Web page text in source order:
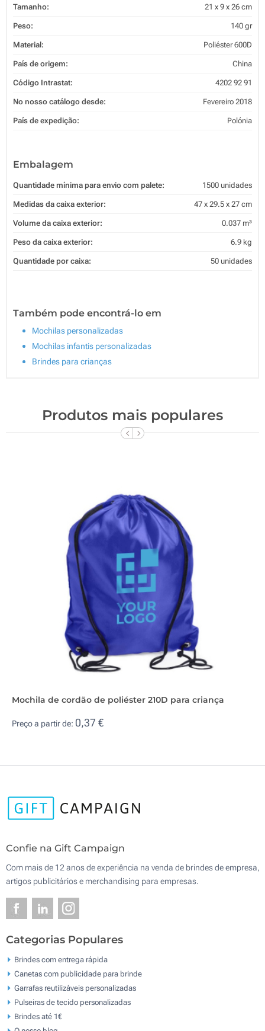
Tamanho: 21 x 9 x 26 cm
Peso: 140 gr
Material: Poliéster 600D
País de origem: China
Código Intrastat: 4202 92 91
No nosso catálogo desde: Fevereiro 2018
País de expedição: Polónia
Embalagem
Quantidade mínima para envio com palete: 1500 unidades
Medidas da caixa exterior: 47 x 29.5 x 27 cm
Volume da caixa exterior: 0.037 m³
Peso da caixa exterior: 6.9 kg
Quantidade por caixa: 50 unidades
Também pode encontrá-lo em
Mochilas personalizadas
Mochilas infantis personalizadas
Brindes para crianças
Produtos mais populares
Mochila de cordão de poliéster 210D para criança
Preço a partir de: 0,37 €
Confie na Gift Campaign
Com mais de 12 anos de experiência na venda de brindes de empresa,
artigos publicitários e merchandising para empresas.
Categorias Populares
Brindes com entrega rápida
Canetas com publicidade para brinde
Garrafas reutilizáveis personalizadas
Pulseiras de tecido personalizadas
Brindes até 1€